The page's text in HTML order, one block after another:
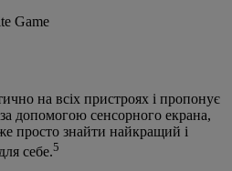
на всіх пристроях і пропонує
допомогою сенсорного екрана,
просто знайти найкращий і
себе.5